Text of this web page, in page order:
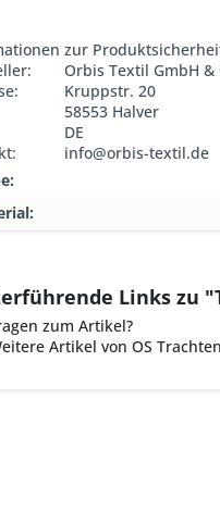
zur
Orbis Textil GmbH &
Kruppstr. 20
58553 Halver
DE
info@orbis-textil.de
Links zu
zum Artikel?
Artikel von OS Trachten